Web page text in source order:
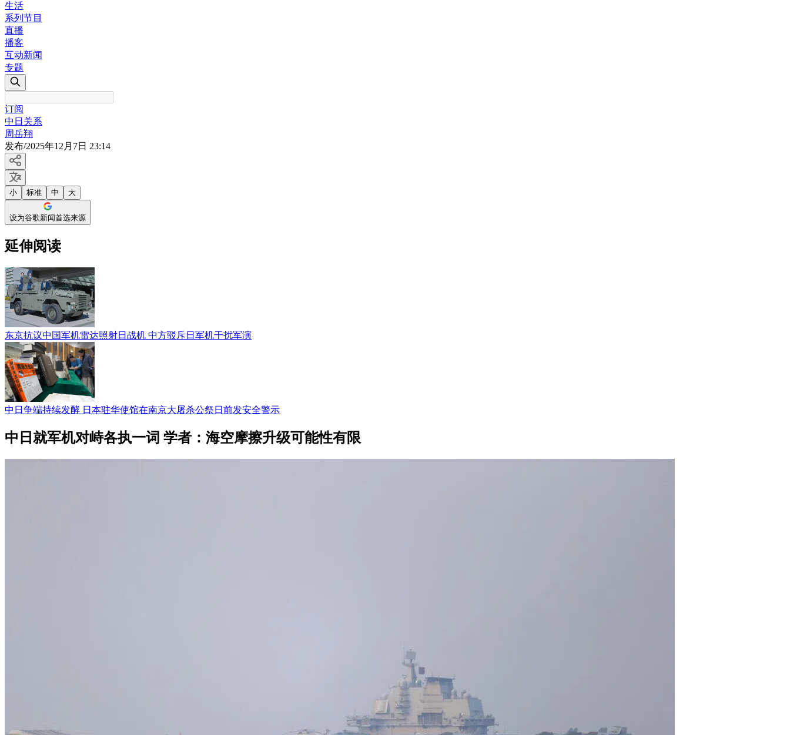
生活
系列节目
直播
播客
互动新闻
专题
订阅
中日关系
周岳翔
发布/2025年12月7日 23:14
小 标准 中 大
设为谷歌新闻首选来源
延伸阅读
东京抗议中国军机雷达照射日战机 中方驳斥日军机干扰军演
中日争端持续发酵 日本驻华使馆在南京大屠杀公祭日前发安全警示
中日就军机对峙各执一词 学者：海空摩擦升级可能性有限